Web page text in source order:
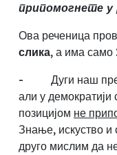
припомогнете у
Ова реченица
слика, а има само
-
Дуги наш
али у
позицијом не
Знање, искуство и
друго мислим да